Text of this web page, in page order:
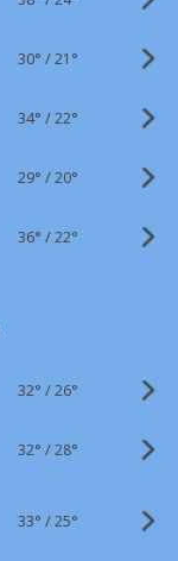
30° /21°
34° /22°
29° /20°
36° /22°
32° /26°
32° /28°
33° /25°